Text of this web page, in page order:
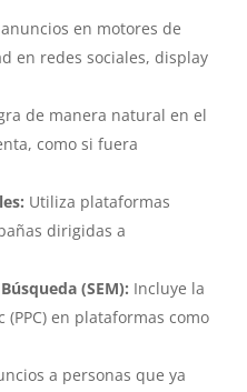
en motores de
en redes sociales, display
de manera natural en el
como si fuera
Utiliza plataformas
dirigidas a
(SEM): Incluye la
en plataformas como
a personas que ya